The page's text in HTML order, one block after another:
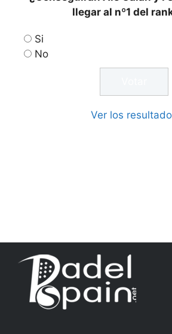
llegar al nº1 del
Si
No
Ver los